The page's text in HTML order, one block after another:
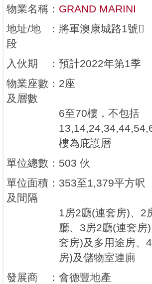
物業名稱 ： GRAND MARINI
地址/地
段
： 將軍澳康城路1號
入伙期 ： 預計2022年第1季
物業座數
及層數
： 2座
6至70樓，不包括
樓為庇護層
單位總數 ： 503 伙
單位面積
及間隔
： 353至1,379平方呎
1房2廳(連套房)、2
廳、3房2廳(連套房
套房)及多用途房、
房)及儲物室連廁
發展商
： 會德豐地產